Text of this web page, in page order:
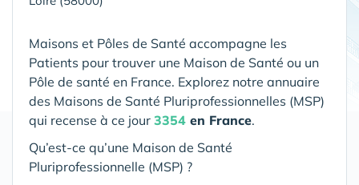
Maisons et Pôles de Santé accompagne les
Patients pour trouver une Maison de Santé ou un
Pôle de santé en France. Explorez notre annuaire
des Maisons de Santé Pluriprofessionnelles (MSP)
qui recense à ce jour 3354 en France.
Qu’est-ce qu’une Maison de Santé
Pluriprofessionnelle (MSP) ?